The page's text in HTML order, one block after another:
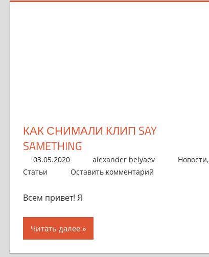
КАК СНИМАЛИ КЛИП SAY
SAMETHING
03.05.2020 alexander belyaev Новости,
Статьи
Оставить комментарий
Всем привет! Я
Читать далее